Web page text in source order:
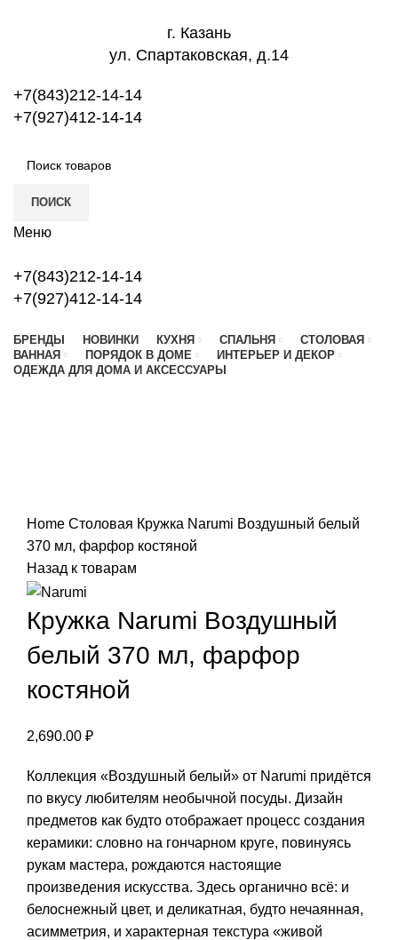
г. Казань
ул. Спартаковская, д.14
+7(843)212-14-14
+7(927)412-14-14
ПОИСК
Меню
+7(843)212-14-14
+7(927)412-14-14
БРЕНДЫ НОВИНКИ КУХНЯ СПАЛЬНЯ
СТОЛОВАЯ
ВАННАЯ
ПОРЯДОК В ДОМЕ
ИНТЕРЬЕР И ДЕКОР
ОДЕЖДА ДЛЯ ДОМА И АКСЕССУАРЫ
Home Столовая Кружка Narumi Воздушный белый
370 мл, фарфор костяной
Назад к товарам
Кружка Narumi Воздушный
белый 370 мл, фарфор
костяной
2,690.00 ₽
Коллекция «Воздушный белый» от Narumi придётся
по вкусу любителям необычной посуды. Дизайн
предметов как будто отображает процесс создания
керамики: словно на гончарном круге, повинуясь
рукам мастера, рождаются настоящие
произведения искусства. Здесь органично всё: и
белоснежный цвет, и деликатная, будто нечаянная,
асимметрия, и характерная текстура «живой